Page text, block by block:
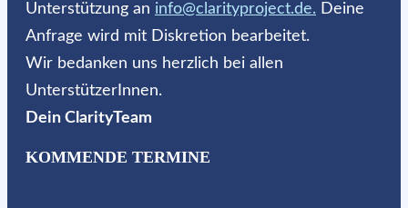
Unterstützung an info@clarityproject.de. Deine
Anfrage wird mit Diskretion bearbeitet.
Wir bedanken uns herzlich bei allen
UnterstützerInnen.
Dein ClarityTeam
KOMMENDE TERMINE